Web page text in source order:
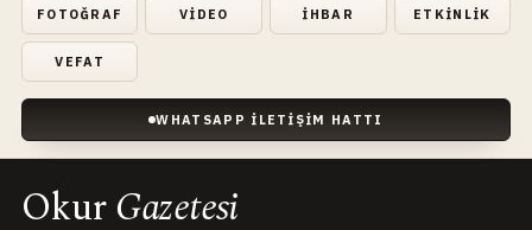
FOTOĞRAF VIDEO İHBAR ETKINLIK
VEFAT
WHATSAPP İLETIŞIM HATTI
OkurGazetesi